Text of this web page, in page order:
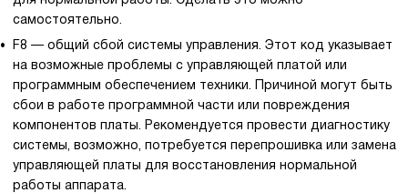
самостоятельно.
F8 — общий сбой системы управления. Этот код указывает
на возможные проблемы с управляющей платой или
программным обеспечением техники. Причиной могут быть
сбои в работе программной части или повреждения
компонентов платы. Рекомендуется провести диагностику
системы, возможно, потребуется перепрошивка или замена
управляющей платы для восстановления нормальной
работы аппарата.